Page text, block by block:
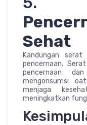
Sehat
Kandungan
pencernaan.
pencernaan
mengonsumsi
menjaga
meningkatkan